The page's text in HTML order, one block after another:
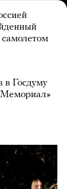
в Госдуму